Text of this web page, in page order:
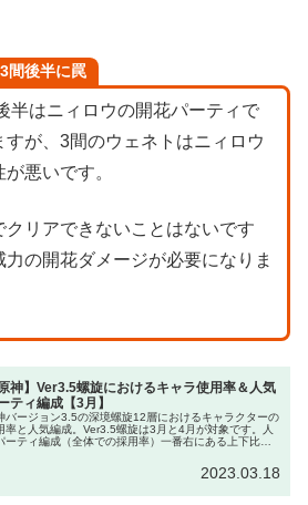
間後半に罠
半はニィロウの開花パーティで
が、3間のウェネトはニィロウ
悪いです。
クリアできないことはないです
の開花ダメージが必要になりま
原神】Ver3.5螺旋におけるキャラ使用率＆人気
ティ編成【3月】
バージョン3.5の深境螺旋12層におけるキャラクターの
率と人気編成。Ver3.5螺旋は3月と4月が対象です。人
ーティ編成（全体での採用率）一番右にある上下比の
2023.03.18